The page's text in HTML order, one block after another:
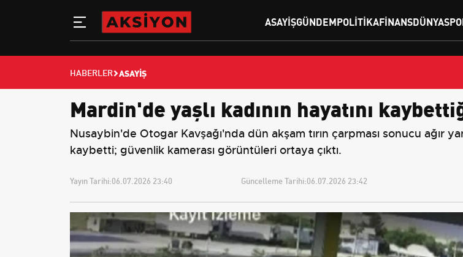
ASAYIŞGÜNDEMPOLITIKAFINANSDÜNYA
HABERLER ASAYIŞ
Mardin'de yaşlı kadının hayatını
Nusaybin'de Otogar Kavşağı'nda dün akşam tırın çarpması sonucu ağır
kaybetti; güvenlik kamerası görüntüleri ortaya çıktı.
Yayın Tarihi:06.07.2026 23:40 Güncelleme Tarihi:06.07.2026 23:42